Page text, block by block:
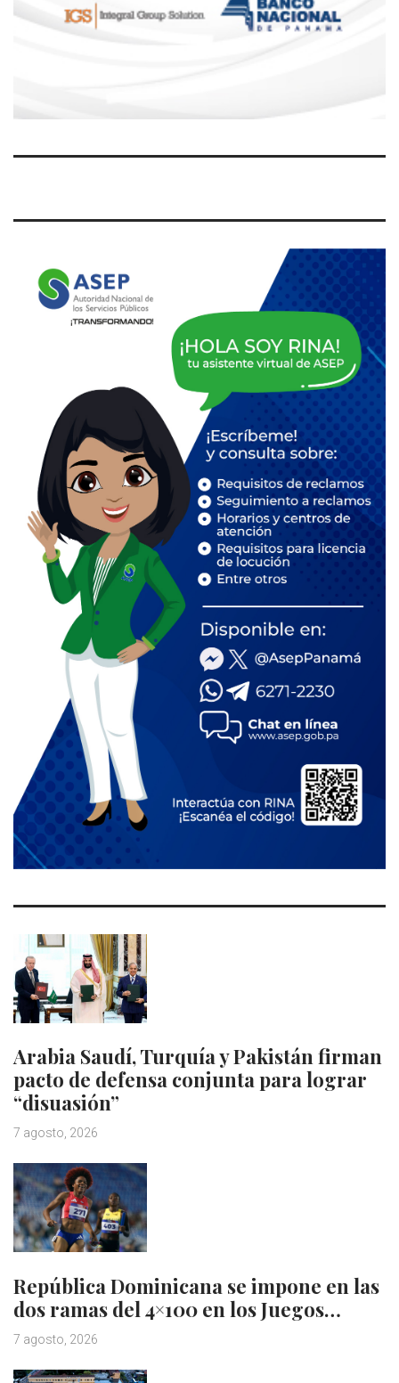
Arabia Saudí, Turquía y Pakistán firman
pacto de defensa conjunta para lograr
“disuasión”
7 agosto, 2026
República Dominicana se impone en las
dos ramas del 4×100 en los Juegos…
7 agosto, 2026